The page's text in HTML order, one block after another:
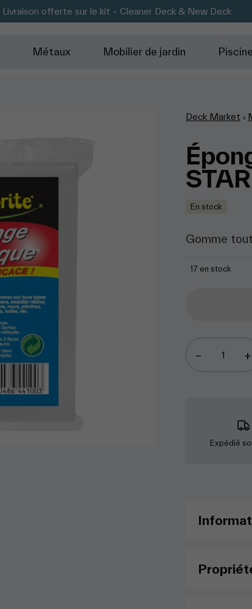
Livraison offerte sur le kit – Cleaner Deck & New Deck
Métaux Mobilier de jardin Piscine
Deck Market >
En stock
Gomme
17 en stock
–
quantité+
Expédié